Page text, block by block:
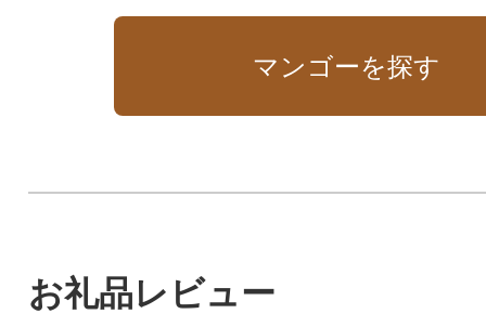
マンゴーを探す
お礼品レビュー